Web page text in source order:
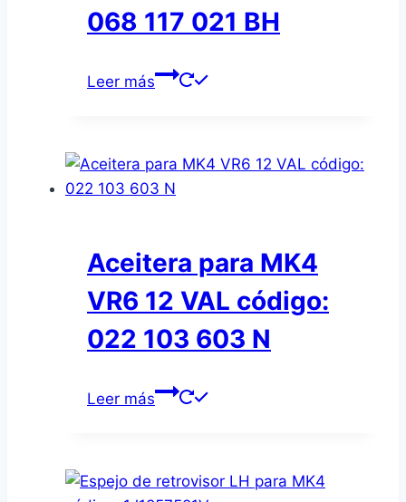
068 117 021 BH
Leer más
Aceitera para MK4
VR6 12 VAL código:
022 103 603 N
Leer más